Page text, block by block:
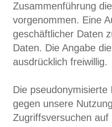
Zusammenführung
vorgenommen. Eine
geschäftlicher Daten
Daten. Die Angabe
ausdrücklich freiwillig.
Die
gegen unsere
Zugriffsversuchen